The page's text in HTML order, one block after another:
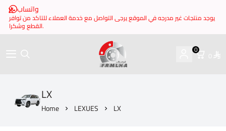
واتساب
يوجد منتجات غير مدرجه في الموقع يرجى التواصل مع خدمة العملاء للتاكد من توافر
القطع وشكرا.
brake it
0
0
LX
Home LEXUES LX